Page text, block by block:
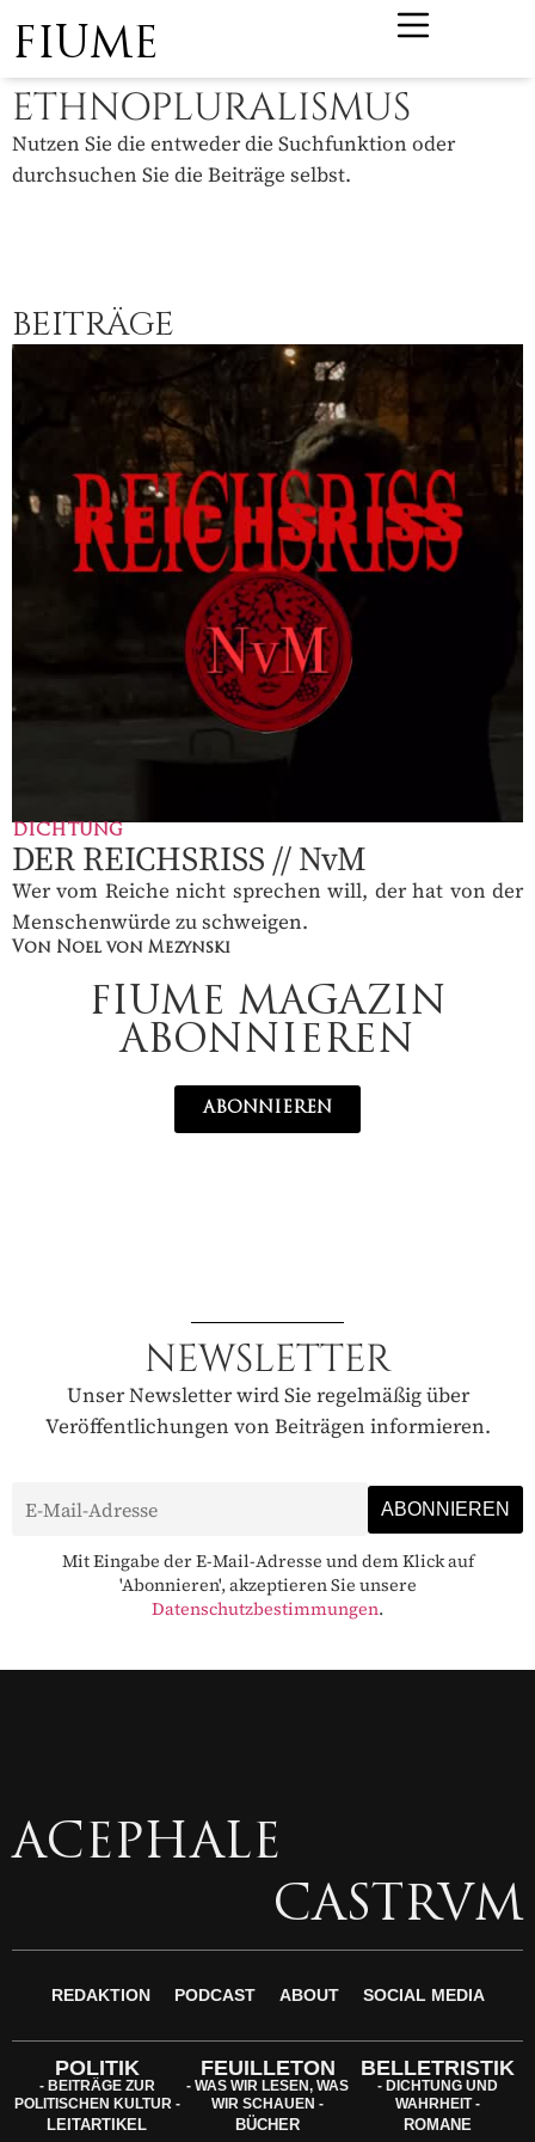
FIUME
ETHNOPLURALISMUS
Nutzen Sie die entweder die Suchfunktion oder
durchsuchen Sie die Beiträge selbst.
BEITRÄGE
DICHTUNG
DER REICHSRISS // NvM
Wer vom Reiche nicht sprechen will, der hat von der
Menschenwürde zu schweigen.
Von Noel von Mezynski
FIUME MAGAZIN
ABONNIEREN
ABONNIEREN
NEWSLETTER
Unser Newsletter wird Sie regelmäßig über
Veröffentlichungen von Beiträgen informieren.
Mit Eingabe der E-Mail-Adresse und dem Klick auf
'Abonnieren', akzeptieren Sie unsere
Datenschutzbestimmungen.
ACEPHALE
CASTRVM
REDAKTION PODCAST ABOUT SOCIAL MEDIA
POLITIK
- BEITRÄGE ZUR
POLITISCHEN KULTUR -
LEITARTIKEL
FEUILLETON
- WAS WIR LESEN, WAS
WIR SCHAUEN -
BÜCHER
BELLETRISTIK
- DICHTUNG UND
WAHRHEIT -
ROMANE